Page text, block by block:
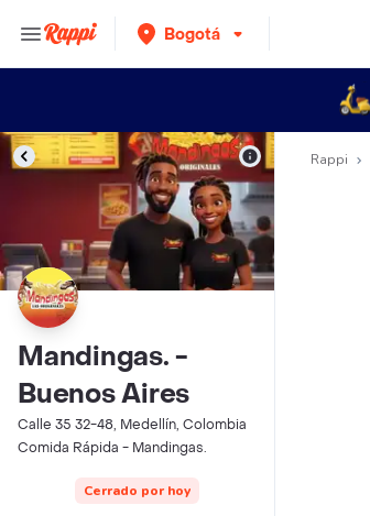
Bogotá
Mandingas. -
Buenos Aires
Calle 35 32-48, Medellín, Colombia
Comida Rápida - Mandingas.
Cerrado por hoy
Rappi